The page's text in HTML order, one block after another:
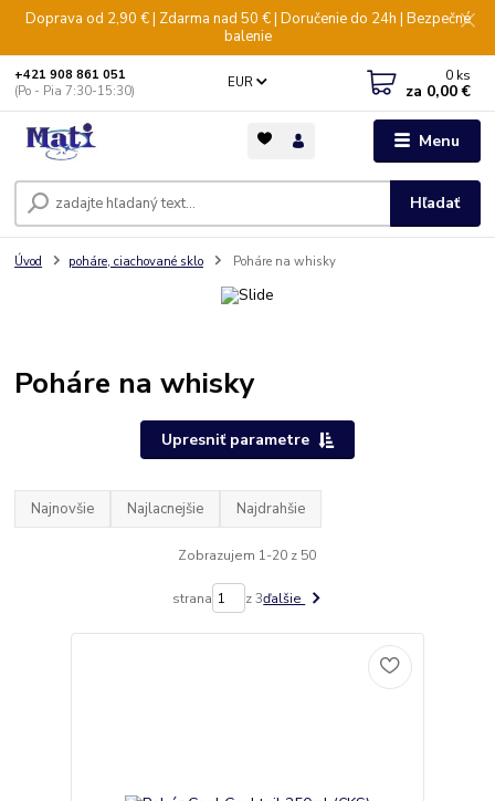
Doprava od 2,90 € | Zdarma nad 50 € | Doručenie do 24h | Bezpečné
balenie
Menu
EUR
Hľadať
+421 908 861 051
(Po - Pia 7:30-15:30)
0 ks
za 0,00 €
Úvod poháre, ciachované sklo Poháre na whisky
Poháre na whisky
Upresniť parametre
Najnovšie Najlacnejšie Najdrahšie
Zobrazujem 1-20 z 50
strana z 3ďalšie